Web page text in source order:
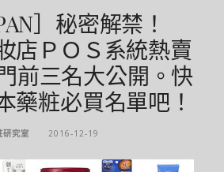
］秘密解禁！
店ＰＯＳ系統熱賣
前三名大公開。快
藥粧必買名單吧！
研究室 2016-12-19